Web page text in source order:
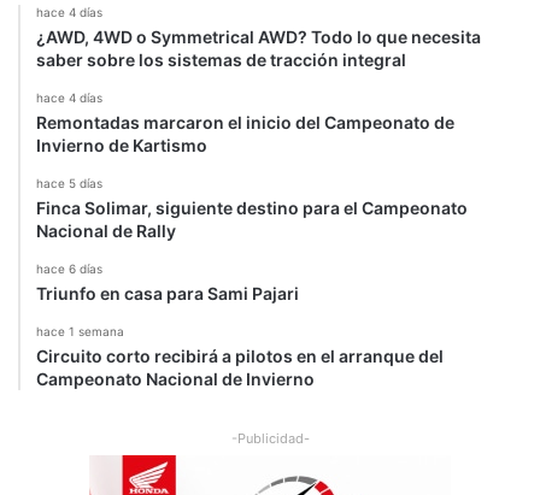
hace 4 días
¿AWD, 4WD o Symmetrical AWD? Todo lo que necesita
saber sobre los sistemas de tracción integral
hace 4 días
Remontadas marcaron el inicio del Campeonato de
Invierno de Kartismo
hace 5 días
Finca Solimar, siguiente destino para el Campeonato
Nacional de Rally
hace 6 días
Triunfo en casa para Sami Pajari
hace 1 semana
Circuito corto recibirá a pilotos en el arranque del
Campeonato Nacional de Invierno
-Publicidad-